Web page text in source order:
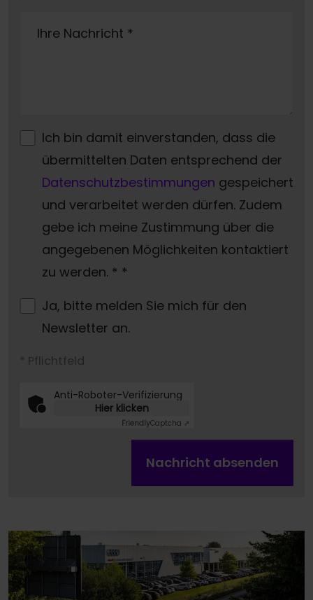
Ihre Nachricht *
Ich bin damit einverstanden, dass die
übermittelten Daten entsprechend der
Datenschutzbestimmungen gespeichert
und verarbeitet werden dürfen. Zudem
gebe ich meine Zustimmung über die
angegebenen Möglichkeiten kontaktiert
zu werden. * *
Ja, bitte melden Sie mich für den
Newsletter an.
* Pflichtfeld
Anti-Roboter-Verifizierung
Hier klicken
FriendlyCaptcha ⇗
Nachricht absenden